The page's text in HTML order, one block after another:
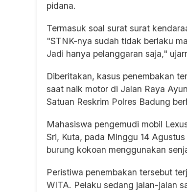
pidana.
Termasuk soal surat surat
"STNK-nya sudah tidak berlaku
Jadi hanya pelanggaran saja,"
Diberitakan, kasus penembakan
saat naik motor di Jalan Raya
Satuan Reskrim Polres Badung
Mahasiswa pengemudi mobil
Sri, Kuta, pada Minggu 14
burung kokoan menggunakan
Peristiwa penembakan tersebut
WITA. Pelaku sedang jalan-jalan